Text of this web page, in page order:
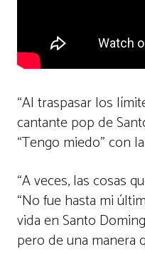
“Al traspasar los
cantante pop de
“Tengo miedo” con
“A veces, las cosas
“No fue hasta mi
vida en Santo
pero de una manera